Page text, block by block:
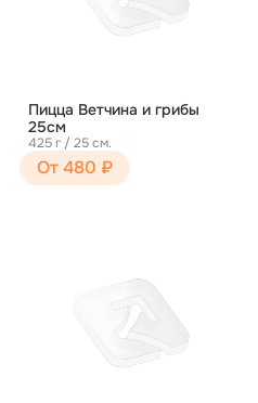
Пицца Ветчина и грибы
25см
425 г / 25 см.
От 480 ₽